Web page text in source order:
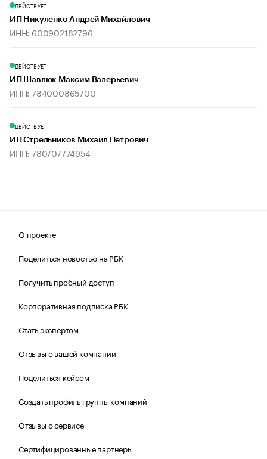
ДЕЙСТВУЕТ
ИП Никуленко Андрей Михайлович
ИНН: 600902182796
ДЕЙСТВУЕТ
ИП Шавлюк Максим Валерьевич
ИНН: 784000865700
ДЕЙСТВУЕТ
ИП Стрельников Михаил Петрович
ИНН: 780707774954
О проекте
Поделиться новостью на РБК
Получить пробный доступ
Корпоративная подписка РБК
Стать экспертом
Отзывы о вашей компании
Поделиться кейсом
Создать профиль группы компаний
Отзывы о сервисе
Сертифицированные партнеры